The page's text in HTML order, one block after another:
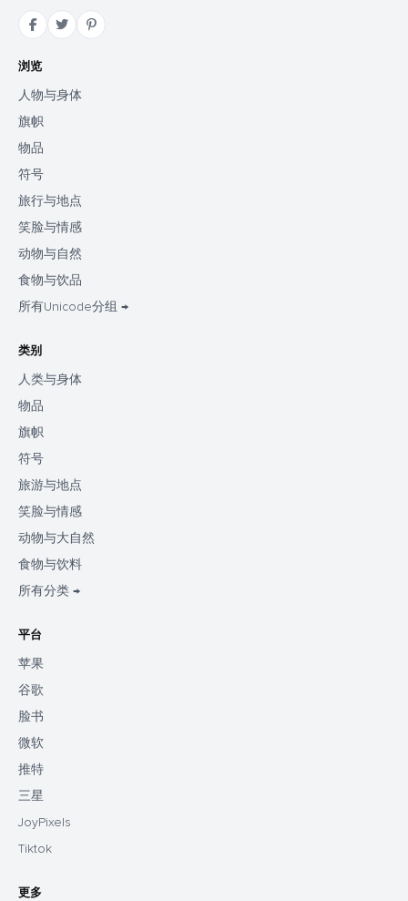
浏览
人物与身体
旗帜
物品
符号
旅行与地点
笑脸与情感
动物与自然
食物与饮品
所有Unicode分组 →
类别
人类与身体
物品
旗帜
符号
旅游与地点
笑脸与情感
动物与大自然
食物与饮料
所有分类 →
平台
苹果
谷歌
脸书
微软
推特
三星
JoyPixels
Tiktok
更多